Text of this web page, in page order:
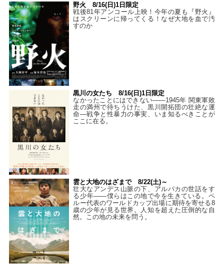
野火 8/16(日)1日限定
戦後81年アンコール上映！今年の夏も『野火』
はスクリーンに帰ってくる！なぜ大地を血で汚
すのか
黒川の女たち 8/16(日)1日限定
なかったことにはできない——1945年 関東軍敗
走の満州で待ちうけた、黒川開拓団の壮絶な運
命―戦争と性暴力の事実、いま知るべきことが
ここに在る。
雲と大地のはざまで 8/22(土)～
壮大なアンデス山脈の下、アルパカの世話をす
る少年――僕らはこの地で今を生きている。ペ
ルー代表のワールドカップ出場に期待を寄せる8
歳の少年が見る世界。人知を超えた圧倒的な自
然。この地の未来を問う。